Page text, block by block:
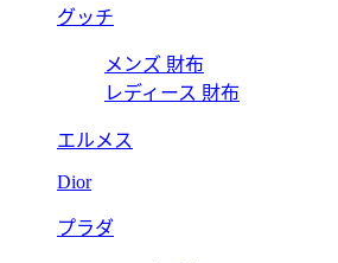
グッチ
メンズ 財布
レディース 財布
エルメス
Dior
プラダ